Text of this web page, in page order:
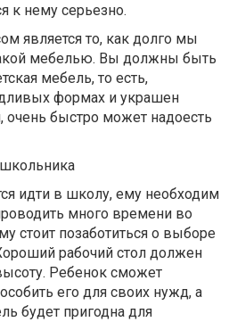
к нему серьезно.
является то, как долго мы
мебелью. Вы должны быть
мебель, то есть,
формах и украшен
быстро может надоесть
идти в школу, ему необходим
много времени во
стоит позаботиться о выборе
рабочий стол должен
Ребенок сможет
его для своих нужд, а
будет пригодна для